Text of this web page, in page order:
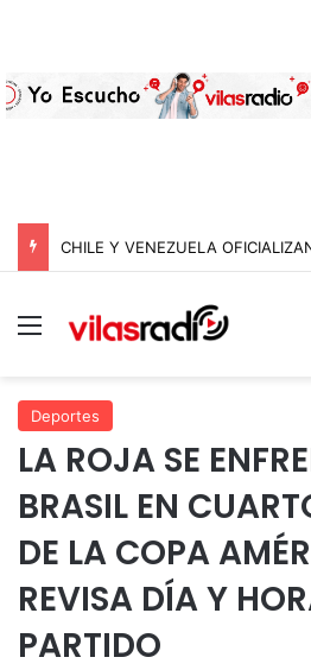
Menú
Deportes
LA ROJA SE
BRASIL EN
DE LA COPA
REVISA DÍA Y
PARTIDO